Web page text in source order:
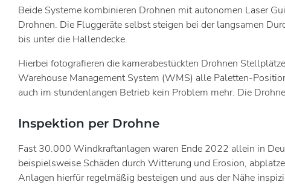
Beide Systeme kombinieren Drohnen mit autonomen Laser
Drohnen. Die Fluggeräte selbst steigen bei der langsamen
bis unter die Hallendecke.
Hierbei fotografieren die kamerabestückten Drohnen
Warehouse Management System (WMS) alle Paletten-
auch im stundenlangen Betrieb kein Problem mehr. Die
Inspektion per Drohne
Fast 30.000 Windkraftanlagen waren Ende 2022 allein in
beispielsweise Schäden durch Witterung und Erosion,
Anlagen hierfür regelmäßig besteigen und aus der Nähe